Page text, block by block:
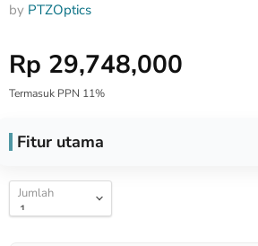
by PTZOptics
Harga Special
Rp 29,748,000
Termasuk PPN 11%
Fitur utama
Jumlah